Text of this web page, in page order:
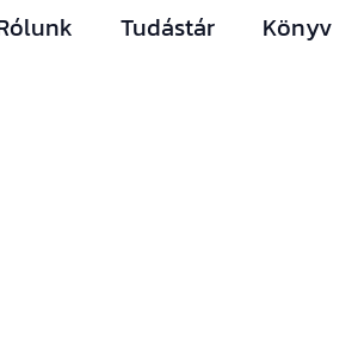
Tudástár Könyv